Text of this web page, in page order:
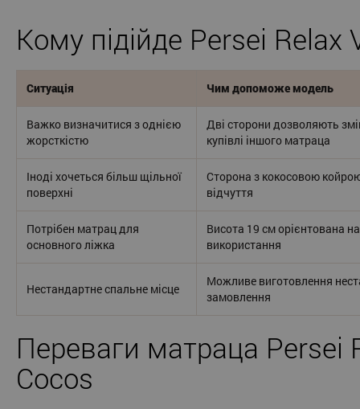
Кому підійде Persei Relax
Ситуація Чим допоможе модель
Важко визначитися з однією
жорсткістю
Дві сторони дозволяють
купівлі іншого матраца
Іноді хочеться більш щільної
поверхні
Сторона з кокосовою
відчуття
Потрібен матрац для
основного ліжка
Висота 19 см орієнтована
використання
Нестандартне спальне місце
Можливе виготовлення
замовлення
Переваги матраца Persei
Cocos